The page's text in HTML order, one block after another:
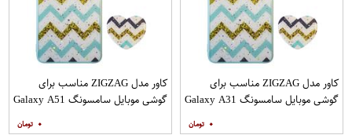
کاور مدل ZIGZAG مناسب برای
گوشی موبایل سامسونگ Galaxy A31
۰
کاور مدل ZIGZAG مناسب برای
گوشی موبایل سامسونگ Galaxy A51
۰